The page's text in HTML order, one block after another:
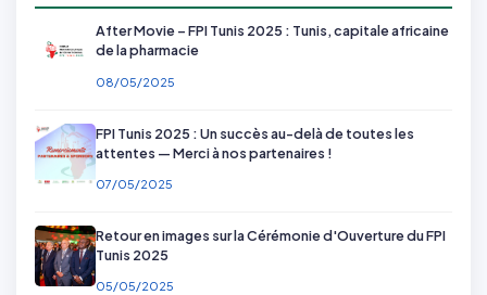
After Movie – FPI Tunis 2025 : Tunis, capitale africaine
de la pharmacie
08/05/2025
FPI Tunis 2025 : Un succès au-delà de toutes les
attentes — Merci à nos partenaires !
07/05/2025
Retour en images sur la Cérémonie d'Ouverture du FPI
Tunis 2025
05/05/2025